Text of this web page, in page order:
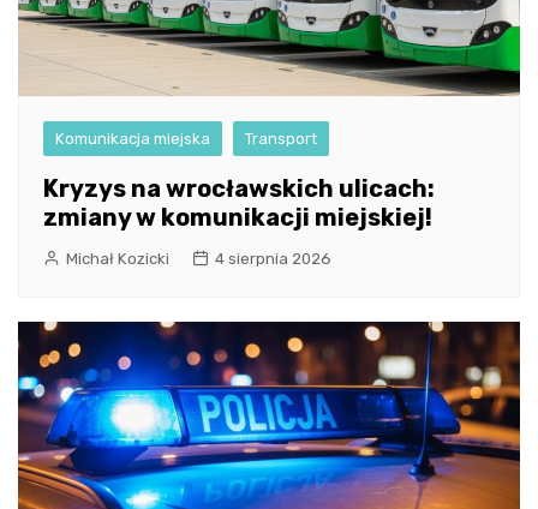
Komunikacja miejska Transport
Kryzys na wrocławskich ulicach:
zmiany w komunikacji miejskiej!
Michał Kozicki 4 sierpnia 2026